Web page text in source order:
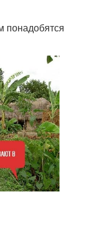
понадобятся